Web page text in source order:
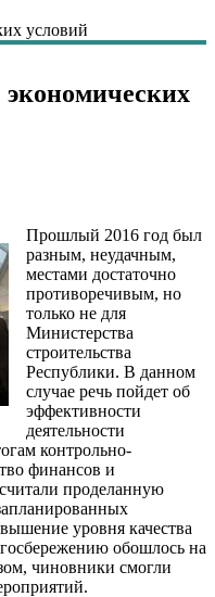
условий
Прошлый 2016 год был
разным, неудачным,
местами достаточно
противоречивым, но
только не для
Министерства
строительства
Республики. В данном
случае речь пойдет об
эффективности
деятельности
контрольно-
финансов и
проделанную
уровня качества
обошлось на
чиновники смогли